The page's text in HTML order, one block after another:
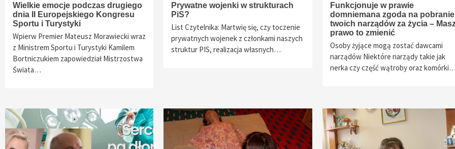
Wielkie emocje podczas drugiego
dnia II Europejskiego Kongresu
Sportu i Turystyki
Wpierw Premier Mateusz Morawiecki wraz
z Ministrem Sportu i Turystyki Kamilem
Bortniczukiem zapowiedział Mistrzostwa
Świata…
Prywatne wojenki w strukturach
PiS?
List Czytelnika: Martwię się, czy toczenie
prywatnych wojenek z członkami naszych
struktur PIS, realizacja własnych…
Funkcjonuje w prawie
domniemana zgoda na pobranie
twoich narządów za życia –
prawo to zmienić
Osoby żyjące mogą zostać dawcami
narządów Niektóre narządy takie jak
nerka czy część wątroby oraz